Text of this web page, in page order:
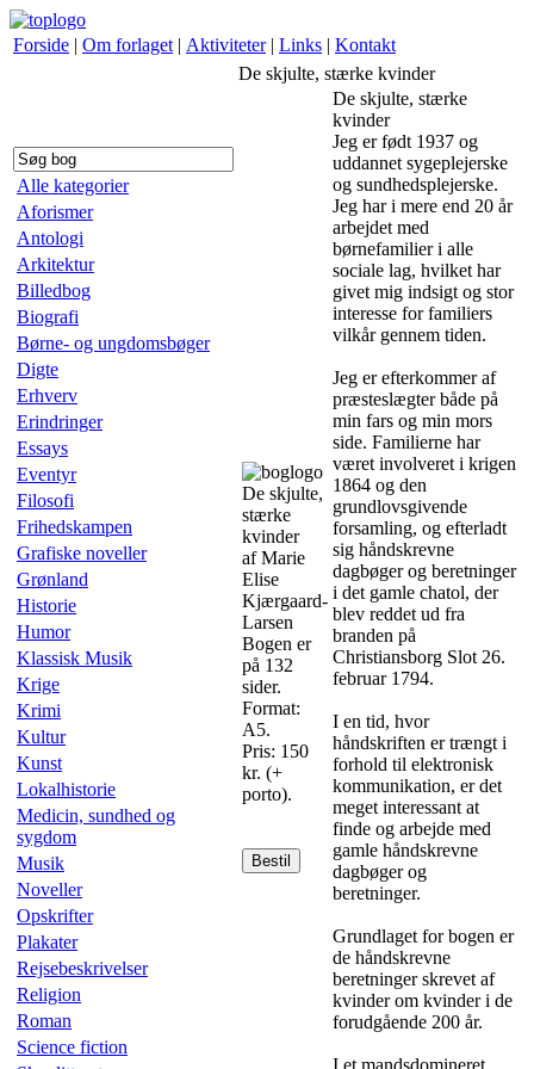
Forside | Om forlaget | Aktiviteter | Links | Kontakt
Alle kategorier
Aforismer
Antologi
Arkitektur
Billedbog
Biografi
Børne- og ungdomsbøger
Digte
Erhverv
Erindringer
Essays
Eventyr
Filosofi
Frihedskampen
Grafiske noveller
Grønland
Historie
Humor
Klassisk Musik
Krige
Krimi
Kultur
Kunst
Lokalhistorie
Medicin, sundhed og
sygdom
Musik
Noveller
Opskrifter
Plakater
Rejsebeskrivelser
Religion
Roman
Science fiction
De skjulte, stærke kvinder
De skjulte,
stærke
kvinder
af Marie
Elise
Kjærgaard-
Larsen
Bogen er
på 132
sider.
Format:
A5.
Pris: 150
kr. (+
porto).
Bestil
De skjulte, stærke
kvinder
Jeg er født 1937 og
uddannet sygeplejerske
og sundhedsplejerske.
Jeg har i mere end 20 år
arbejdet med
børnefamilier i alle
sociale lag, hvilket har
givet mig indsigt og stor
interesse for familiers
vilkår gennem tiden.
Jeg er efterkommer af
præsteslægter både på
min fars og min mors
side. Familierne har
været involveret i krigen
1864 og den
grundlovsgivende
forsamling, og efterladt
sig håndskrevne
dagbøger og beretninger
i det gamle chatol, der
blev reddet ud fra
branden på
Christiansborg Slot 26.
februar 1794.
I en tid, hvor
håndskriften er trængt i
forhold til elektronisk
kommunikation, er det
meget interessant at
finde og arbejde med
gamle håndskrevne
dagbøger og
beretninger.
Grundlaget for bogen er
de håndskrevne
beretninger skrevet af
kvinder om kvinder i de
forudgående 200 år.
I et mandsdomineret